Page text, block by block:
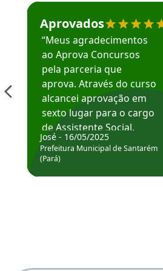
Estudante José recomenda o
Aprovados
“Meus agradecimentos
ao Aprova Concursos
pela parceria que
aprova. Através do curso
alcancei aprovação em
sexto lugar para o cargo
de Assistente Social.
Hoje estou atuando na
Prefeitura de Santarém.
José - 16/05/2025
Prefeitura Municipal de Santarém
(Pará)